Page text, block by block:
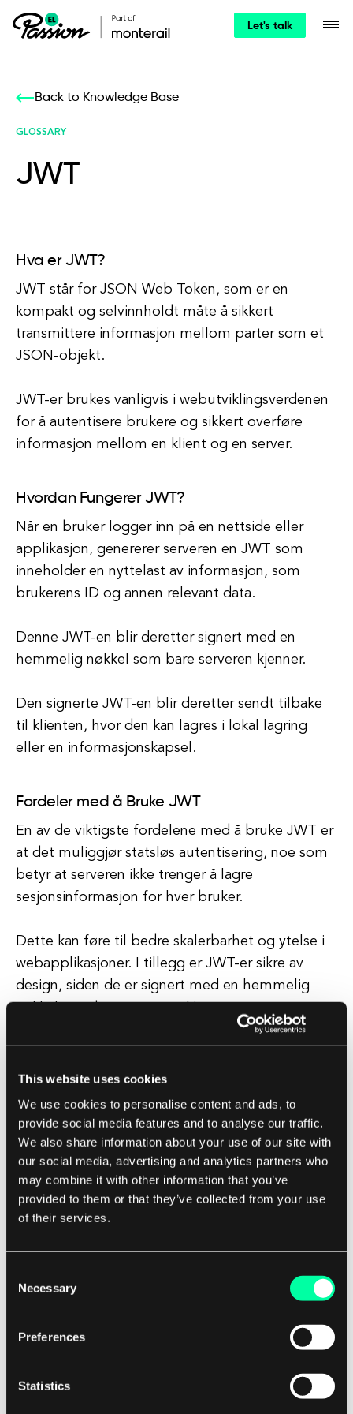
This website uses cookies
We use cookies to personalise content and ads, to
provide social media features and to analyse our traffic.
We also share information about your use of our site with
our social media, advertising and analytics partners who
may combine it with other information that you’ve
provided to them or that they’ve collected from your use
of their services.
Selection
Necessary
Preferences
Statistics
Let's talk
Back to Knowledge Base
GLOSSARY
JWT
Hva er JWT?
JWT står for JSON Web Token, som er en
kompakt og selvinnholdt måte å sikkert
transmittere informasjon mellom parter som et
JSON-objekt.
JWT-er brukes vanligvis i webutviklingsverdenen
for å autentisere brukere og sikkert overføre
informasjon mellom en klient og en server.
Hvordan Fungerer JWT?
Når en bruker logger inn på en nettside eller
applikasjon, genererer serveren en JWT som
inneholder en nyttelast av informasjon, som
brukerens ID og annen relevant data.
Denne JWT-en blir deretter signert med en
hemmelig nøkkel som bare serveren kjenner.
Den signerte JWT-en blir deretter sendt tilbake
til klienten, hvor den kan lagres i lokal lagring
eller en informasjonskapsel.
Fordeler med å Bruke JWT
En av de viktigste fordelene med å bruke JWT er
at det muliggjør statsløs autentisering, noe som
betyr at serveren ikke trenger å lagre
sesjonsinformasjon for hver bruker.
Dette kan føre til bedre skalerbarhet og ytelse i
webapplikasjoner. I tillegg er JWT-er sikre av
design, siden de er signert med en hemmelig
og sikrer at informasjonen som finnes i JWT-en er
pålitelig.
Vanlige Bruksområder for JWT
JWT-er brukes vanligvis i webutvikling for
oppgaver som brukerautentisering, autorisasjon
og informasjonsutveksling mellom
De brukes ofte sammen med OAuth og OpenID
autorisasjonsarbeidsflyter.
Konklusjon